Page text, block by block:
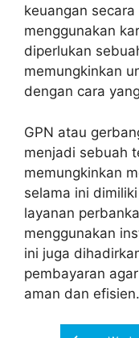
keuangan
menggunakan
diperlukan
memungkinkan
dengan cara
GPN atau
menjadi sebuah
memungkinkan
selama ini
layanan
menggunakan
ini juga
pembayaran
aman dan efisien.